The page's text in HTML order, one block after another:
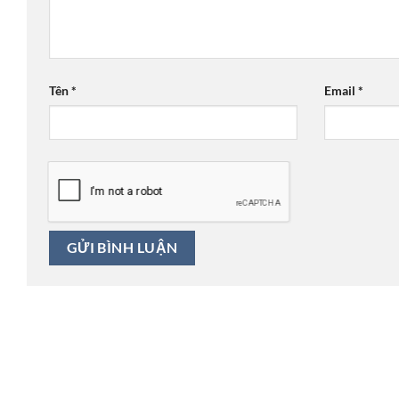
Tên* Email*